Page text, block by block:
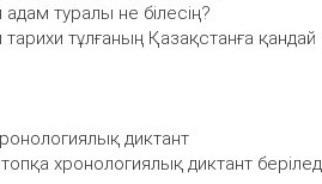
адам туралы не білесің?
тарихи тұлғаның Қазақстанға
диктант
топқа хронологиялық диктант